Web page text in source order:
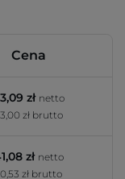
Cena
zł netto
zł brutto
zł netto
zł brutto